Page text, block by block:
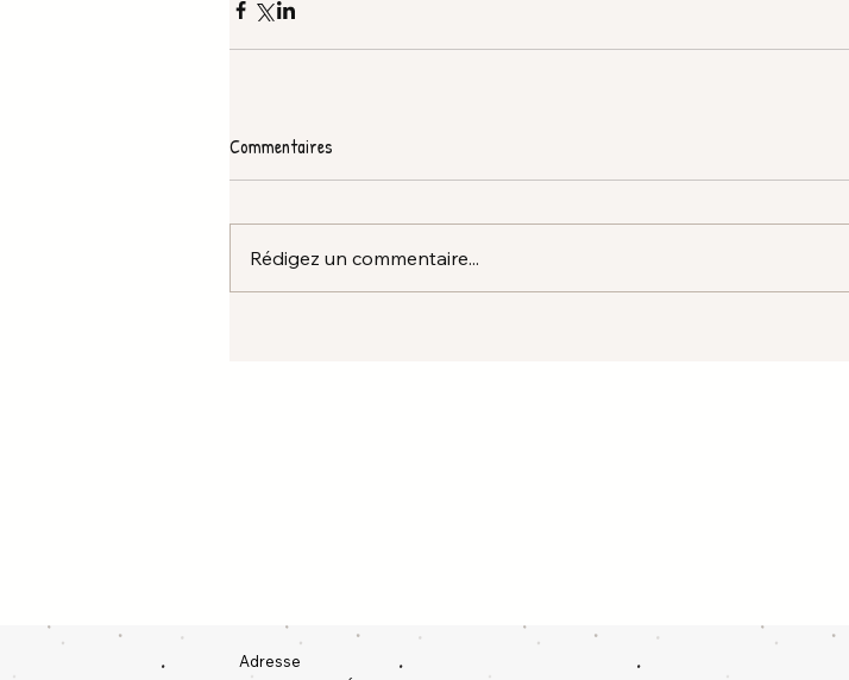
Commentaires
Rédigez un commentaire...
Adresse